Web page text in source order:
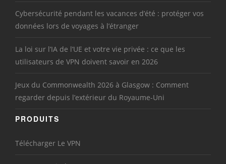
Cybersécurité pendant les vacances d’été : protéger vos
données lors de voyages à l’étranger
La loi sur l’IA de l’UE et votre vie privée : ce que les
utilisateurs de VPN doivent savoir en 2026
Jeux du Commonwealth 2026 à Glasgow : Comment
regarder depuis l’extérieur du Royaume-Uni
PRODUITS
Télécharger Le VPN